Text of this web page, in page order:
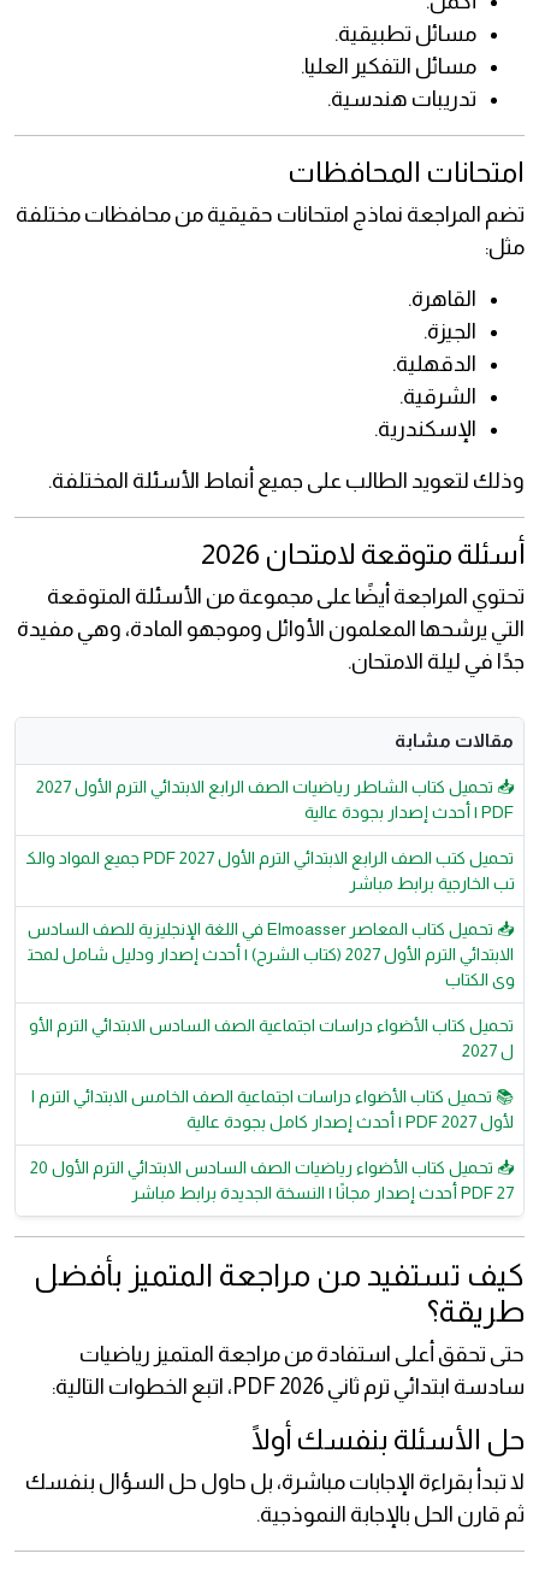
مسائل تطبيقية.
مسائل التفكير العليا.
تدريبات هندسية.
امتحانات المحافظات
تضم المراجعة نماذج امتحانات حقيقية من محافظات مختلفة
مثل:
القاهرة.
الجيزة.
الدقهلية.
الشرقية.
الإسكندرية.
وذلك لتعويد الطالب على جميع أنماط الأسئلة المختلفة.
أسئلة متوقعة لامتحان 2026
تحتوي المراجعة أيضًا على مجموعة من الأسئلة المتوقعة
التي يرشحها المعلمون الأوائل وموجهو المادة، وهي مفيدة
جدًا في ليلة الامتحان.
مقالات مشابة
📥 تحميل كتاب الشاطر رياضيات الصف الرابع الابتدائي الترم الأول 2027
PDF | أحدث إصدار بجودة عالية
تحميل كتب الصف الرابع الابتدائي الترم الأول 2027 PDF جميع المواد والك
تب الخارجية برابط مباشر
📥 تحميل كتاب المعاصر Elmoasser في اللغة الإنجليزية للصف السادس
الابتدائي الترم الأول 2027 (كتاب الشرح) | أحدث إصدار ودليل شامل لمحت
وى الكتاب
تحميل كتاب الأضواء دراسات اجتماعية الصف السادس الابتدائي الترم الأو
ل 2027
📚 تحميل كتاب الأضواء دراسات اجتماعية الصف الخامس الابتدائي الترم ا
لأول 2027 PDF | أحدث إصدار كامل بجودة عالية
📥 تحميل كتاب الأضواء رياضيات الصف السادس الابتدائي الترم الأول 20
27 PDF أحدث إصدار مجانًا | النسخة الجديدة برابط مباشر
كيف تستفيد من مراجعة المتميز بأفضل
طريقة؟
حتى تحقق أعلى استفادة من مراجعة المتميز رياضيات
سادسة ابتدائي ترم ثاني 2026 PDF، اتبع الخطوات التالية:
حل الأسئلة بنفسك أولًا
لا تبدأ بقراءة الإجابات مباشرة، بل حاول حل السؤال بنفسك
ثم قارن الحل بالإجابة النموذجية.